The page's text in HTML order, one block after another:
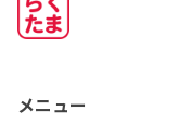
メニュー